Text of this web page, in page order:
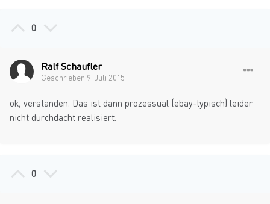
0
Ralf Schaufler
Geschrieben 9. Juli 2015
ok, verstanden. Das ist dann prozessual (ebay-typisch) leider
nicht durchdacht realisiert.
0